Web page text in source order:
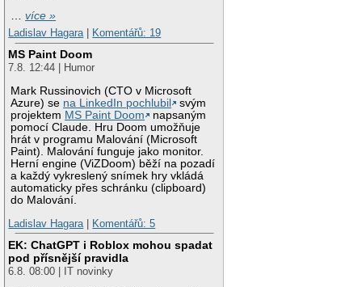
…více »
Ladislav Hagara| Komentářů: 19
MS Paint Doom
7.8. 12:44 | Humor
Mark Russinovich (CTO v Microsoft
Azure) se na LinkedIn pochlubil
svým
projektem MS Paint Doom
napsaným
pomocí Claude. Hru Doom umožňuje
hrát v programu Malování (Microsoft
Paint). Malování funguje jako monitor.
Herní engine (ViZDoom) běží na pozadí
a každý vykreslený snímek hry vkládá
automaticky přes schránku (clipboard)
do Malování.
Ladislav Hagara| Komentářů: 5
EK: ChatGPT i Roblox mohou spadat
pod přísnější pravidla
6.8. 08:00 | IT novinky